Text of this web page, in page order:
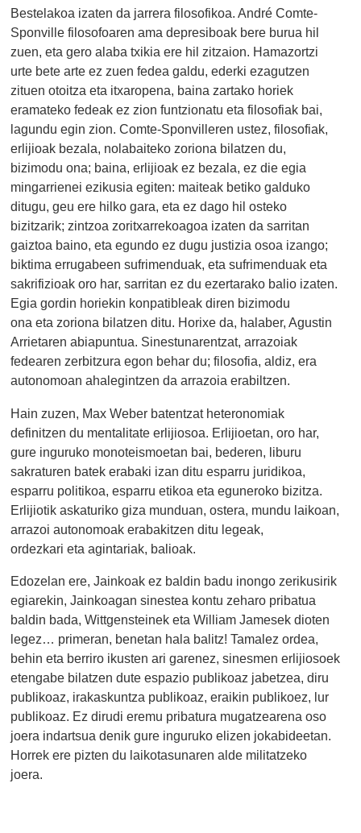
Bestelakoa izaten da jarrera filosofikoa. André Comte-
Sponville filosofoaren ama depresiboak bere burua hil
zuen, eta gero alaba txikia ere hil zitzaion. Hamazortzi
urte bete arte ez zuen fedea galdu, ederki ezagutzen
zituen otoitza eta itxaropena, baina zartako horiek
eramateko fedeak ez zion funtzionatu eta filosofiak bai,
lagundu egin zion. Comte-Sponvilleren ustez, filosofiak,
erlijioak bezala, nolabaiteko zoriona bilatzen du,
bizimodu ona; baina, erlijioak ez bezala, ez die egia
mingarrienei ezikusia egiten: maiteak betiko galduko
ditugu, geu ere hilko gara, eta ez dago hil osteko
bizitzarik; zintzoa zoritxarrekoagoa izaten da sarritan
gaiztoa baino, eta egundo ez dugu justizia osoa izango;
biktima errugabeen sufrimenduak, eta sufrimenduak eta
sakrifizioak oro har, sarritan ez du ezertarako balio izaten.
Egia gordin horiekin konpatibleak diren bizimodu
ona eta zoriona bilatzen ditu. Horixe da, halaber, Agustin
Arrietaren abiapuntua. Sinestunarentzat, arrazoiak
fedearen zerbitzura egon behar du; filosofia, aldiz, era
autonomoan ahalegintzen da arrazoia erabiltzen.
Hain zuzen, Max Weber batentzat heteronomiak
definitzen du mentalitate erlijiosoa. Erlijioetan, oro har,
gure inguruko monoteismoetan bai, bederen, liburu
sakraturen batek erabaki izan ditu esparru juridikoa,
esparru politikoa, esparru etikoa eta eguneroko bizitza.
Erlijiotik askaturiko giza munduan, ostera, mundu laikoan,
arrazoi autonomoak erabakitzen ditu legeak,
ordezkari eta agintariak, balioak.
Edozelan ere, Jainkoak ez baldin badu inongo zerikusirik
egiarekin, Jainkoagan sinestea kontu zeharo pribatua
baldin bada, Wittgensteinek eta William Jamesek dioten
legez… primeran, benetan hala balitz! Tamalez ordea,
behin eta berriro ikusten ari garenez, sinesmen erlijiosoek
etengabe bilatzen dute espazio publikoaz jabetzea, diru
publikoaz, irakaskuntza publikoaz, eraikin publikoez, lur
publikoaz. Ez dirudi eremu pribatura mugatzearena oso
joera indartsua denik gure inguruko elizen jokabideetan.
Horrek ere pizten du laikotasunaren alde militatzeko
joera.